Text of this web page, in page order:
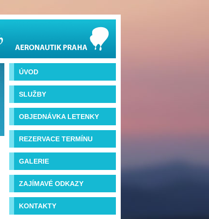
ÚVOD
SLUŽBY
OBJEDNÁVKA LETENKY
REZERVACE TERMÍNU
GALERIE
ZAJÍMAVÉ ODKAZY
KONTAKTY